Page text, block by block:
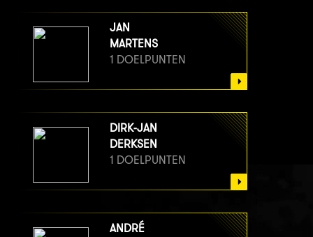
JAN
MARTENS
1 DOELPUNTEN
DIRK-JAN
DERKSEN
1 DOELPUNTEN
ANDRÉ